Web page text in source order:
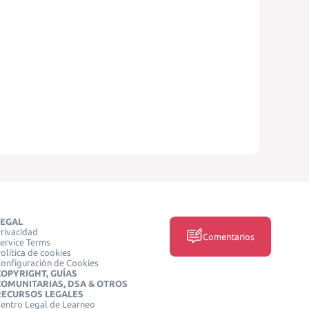
Terms
de cookies
de Cookies
GUÍAS
DSA & OTROS
LEGALES
Legal de Learneo
Comentarios